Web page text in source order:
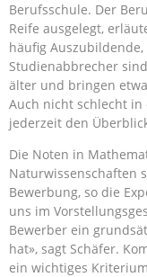
Berufsschule. Der
Reife ausgelegt,
häufig
Studienabbrecher
älter und bringen
Auch nicht schlecht in
jederzeit den
Die Noten in
Naturwissenschaften
Bewerbung, so die
uns im
Bewerber ein
hat», sagt Schäfer.
ein wichtiges